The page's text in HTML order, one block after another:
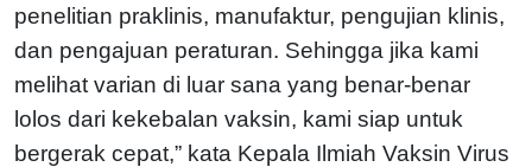
penelitian praklinis, manufaktur, pengujian klinis,
dan pengajuan peraturan. Sehingga jika kami
melihat varian di luar sana yang benar-benar
lolos dari kekebalan vaksin, kami siap untuk
bergerak cepat,” kata Kepala Ilmiah Vaksin Virus